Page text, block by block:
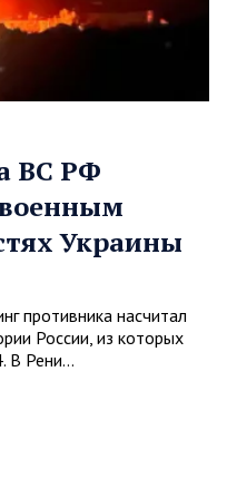
ВС РФ
Украины
противника насчитал
России, из которых
В Рени…